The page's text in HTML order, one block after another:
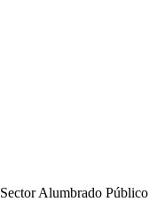
Sector Alumbrado Público